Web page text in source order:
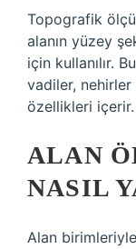
Topografik
alanın yüzey
için kullanılır.
vadiler,
özellikleri içerir.
ALAN
NASIL
Alan